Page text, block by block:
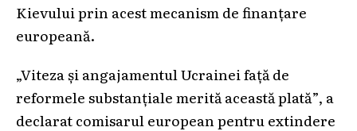
Kievului prin acest mecanism de finanțare
europeană.
„Viteza şi angajamentul Ucrainei faţă de
reformele substanţiale merită această plată”, a
declarat comisarul european pentru extindere